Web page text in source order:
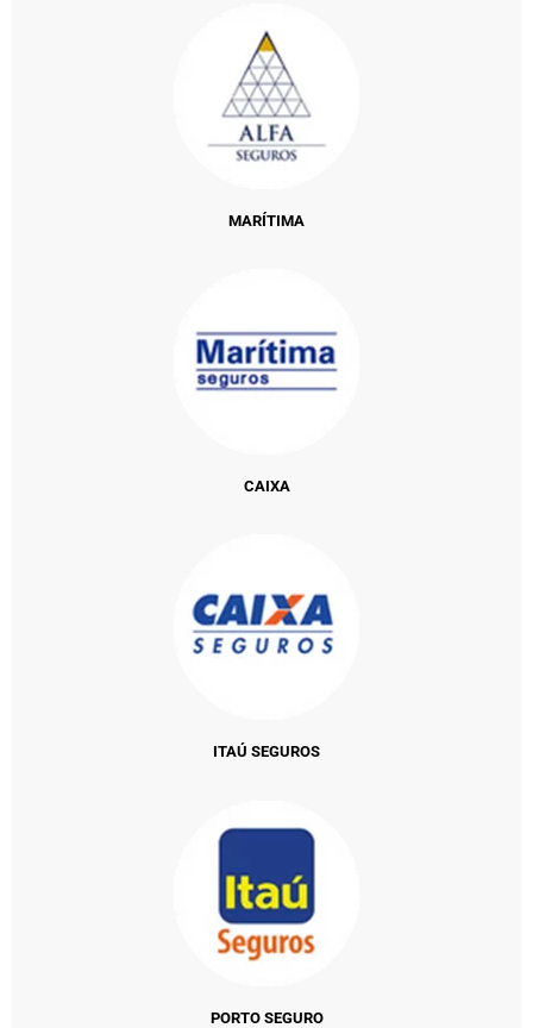
MARÍTIMA
CAIXA
ITAÚ SEGUROS
PORTO SEGURO